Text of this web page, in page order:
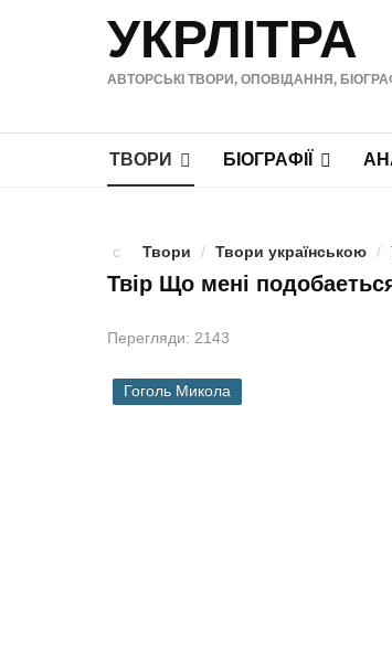
УКРЛІТРА
АВТОРСЬКІ ТВОРИ, ОПОВІДАННЯ,
ТВОРИ БІОГРАФІЇ
Твори / Твори українською /
Твір Що мені
Перегляди: 2143
Гоголь Микола